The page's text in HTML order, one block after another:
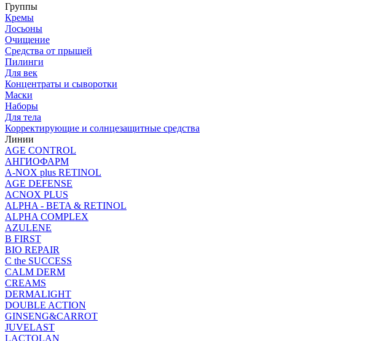
Группы
Кремы
Лосьоны
Очищение
Средства от прыщей
Пилинги
Для век
Концентраты и сыворотки
Маски
Наборы
Для тела
Корректирующие и солнцезащитные средства
Линии
AGE CONTROL
АНГИОФАРМ
A-NOX plus RETINOL
AGE DEFENSE
ACNOX PLUS
ALPHA - BETA & RETINOL
ALPHA COMPLEX
AZULENE
B FIRST
BIO REPAIR
C the SUCCESS
CALM DERM
CREAMS
DERMALIGHT
DOUBLE ACTION
GINSENG&CARROT
JUVELAST
LACTOLAN